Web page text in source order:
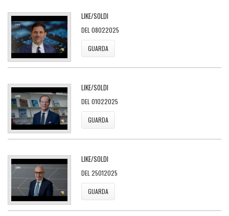
LIKE/SOLDI
DEL 08022025
GUARDA
LIKE/SOLDI
DEL 01022025
GUARDA
LIKE/SOLDI
DEL 25012025
GUARDA